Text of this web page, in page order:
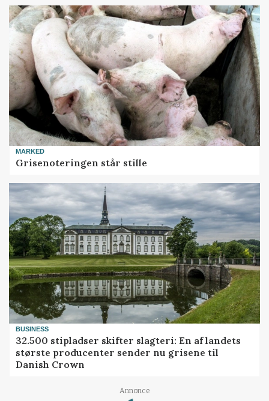
MARKED
Grisenoteringen står stille
BUSINESS
32.500 stipladser skifter slagteri: En af landets
største producenter sender nu grisene til
Danish Crown
Annonce